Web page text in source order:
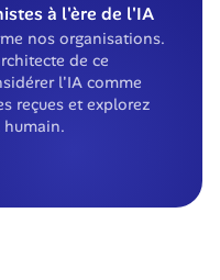
à l'ère de l'IA
nos organisations.
de ce
l'IA comme
reçues et explorez
humain.